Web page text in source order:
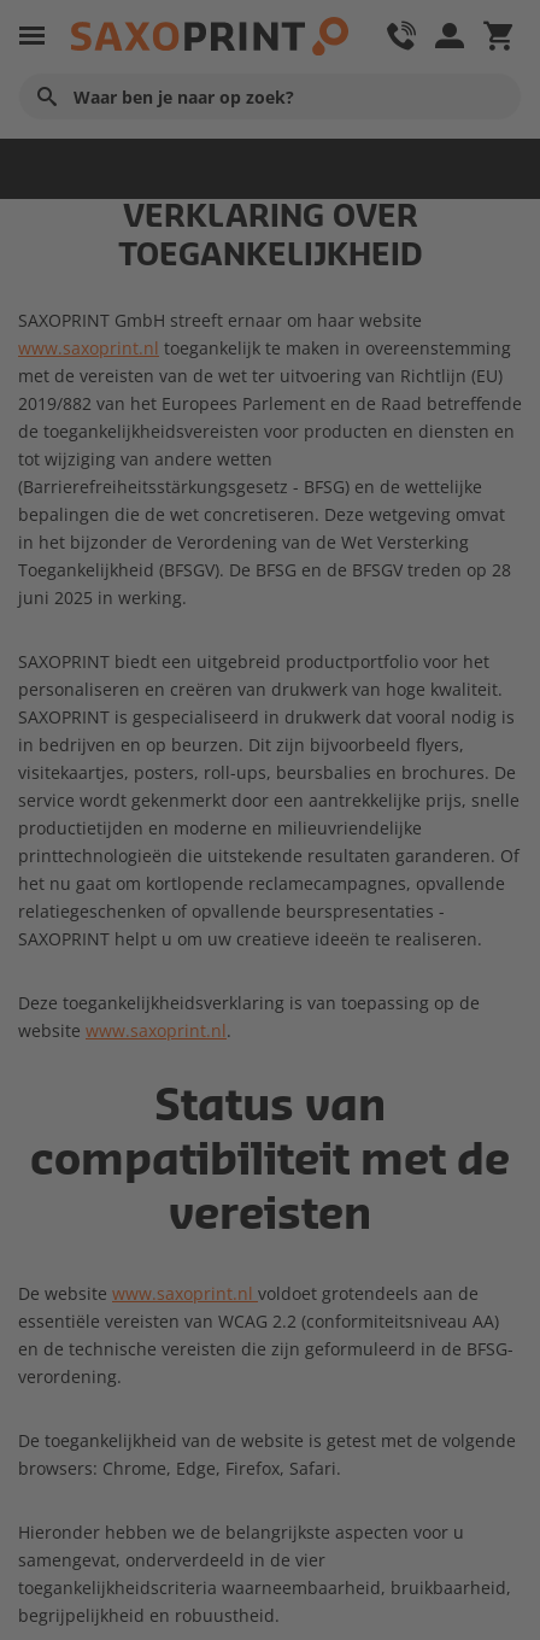
VERKLARING OVER
TOEGANKELIJKHEID
SAXOPRINT GmbH streeft ernaar om haar website
www.saxoprint.nl toegankelijk te maken in overeenstemming
met de vereisten van de wet ter uitvoering van Richtlijn (EU)
2019/882 van het Europees Parlement en de Raad betreffende
de toegankelijkheidsvereisten voor producten en diensten en
tot wijziging van andere wetten
(Barrierefreiheitsstärkungsgesetz - BFSG) en de wettelijke
bepalingen die de wet concretiseren. Deze wetgeving omvat
in het bijzonder de Verordening van de Wet Versterking
Toegankelijkheid (BFSGV). De BFSG en de BFSGV treden op 28
juni 2025 in werking.
SAXOPRINT biedt een uitgebreid productportfolio voor het
personaliseren en creëren van drukwerk van hoge kwaliteit.
SAXOPRINT is gespecialiseerd in drukwerk dat vooral nodig is
in bedrijven en op beurzen. Dit zijn bijvoorbeeld flyers,
visitekaartjes, posters, roll-ups, beursbalies en brochures. De
service wordt gekenmerkt door een aantrekkelijke prijs, snelle
productietijden en moderne en milieuvriendelijke
printtechnologieën die uitstekende resultaten garanderen. Of
het nu gaat om kortlopende reclamecampagnes, opvallende
relatiegeschenken of opvallende beurspresentaties -
SAXOPRINT helpt u om uw creatieve ideeën te realiseren.
Deze toegankelijkheidsverklaring is van toepassing op de
website www.saxoprint.nl.
Status van
compatibiliteit met de
vereisten
De website www.saxoprint.nl voldoet grotendeels aan de
essentiële vereisten van WCAG 2.2 (conformiteitsniveau AA)
en de technische vereisten die zijn geformuleerd in de BFSG-
verordening.
De toegankelijkheid van de website is getest met de volgende
browsers: Chrome, Edge, Firefox, Safari.
Hieronder hebben we de belangrijkste aspecten voor u
samengevat, onderverdeeld in de vier
toegankelijkheidscriteria waarneembaarheid, bruikbaarheid,
begrijpelijkheid en robuustheid.